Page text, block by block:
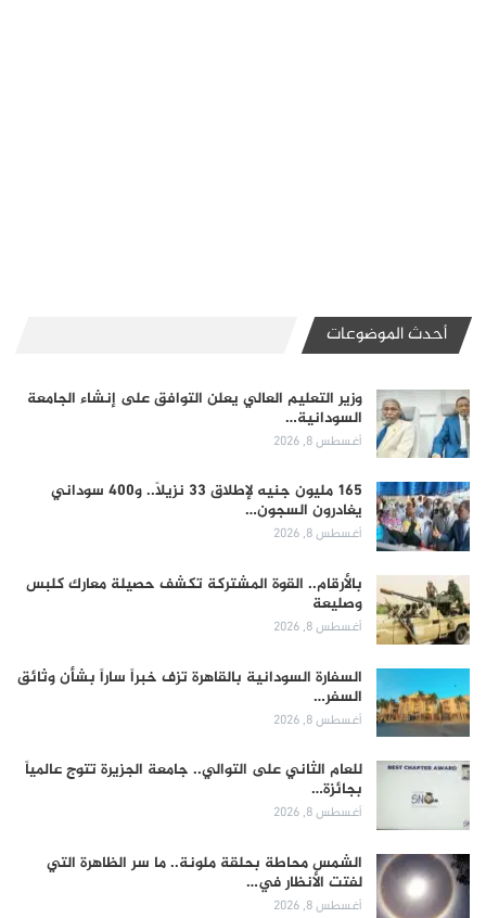
أحدث الموضوعات
وزير التعليم العالي يعلن التوافق على إنشاء الجامعة
السودانية…
أغسطس 8, 2026
165 مليون جنيه لإطلاق 33 نزيلاً.. و400 سوداني
يغادرون السجون…
أغسطس 8, 2026
بالأرقام.. القوة المشتركة تكشف حصيلة معارك كلبس
وصليعة
أغسطس 8, 2026
السفارة السودانية بالقاهرة تزف خبراً ساراً بشأن وثائق
السفر…
أغسطس 8, 2026
للعام الثاني على التوالي.. جامعة الجزيرة تتوج عالمياً
بجائزة…
أغسطس 8, 2026
الشمس محاطة بحلقة ملونة.. ما سر الظاهرة التي
لفتت الأنظار في…
أغسطس 8, 2026